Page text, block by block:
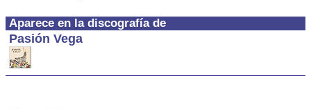
Aparece en la discografía de
Pasión Vega